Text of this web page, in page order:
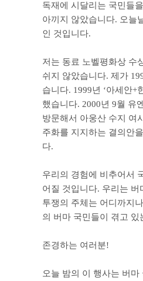
독재에 시달리는 국민들
아끼지 않았습니다. 오늘
인 것입니다.
저는 동료 노벨평화상 수
쉬지 않았습니다. 제가
습니다. 1999년 ‘아세안+
했습니다. 2000년 9월 유
방문해서 아웅산 수지 여
주화를 지지하는 결의안
다.
우리의 경험에 비추어서
어질 것입니다. 우리는 버
투쟁의 주체는 어디까지
의 버마 국민들이 겪고
존경하는 여러분!
오늘 밤의 이 행사는 버